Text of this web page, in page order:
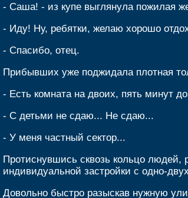
- Саша! - из купе выглянула пожилая
- Иду! Ну, ребятки, желаю хорошо
- Спасибо, отец.
Прибывших уже поджидала плотная
- Есть комната на двоих, пять минут
- С детьми не сдаю... Не сдаю...
- У меня частный сектор...
Протиснувшись сквозь кольцо
индивидуальной застройки с одно-
Довольно быстро разыскав нужную